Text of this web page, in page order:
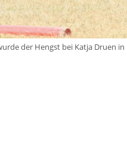
der Hengst bei Katja Druen in